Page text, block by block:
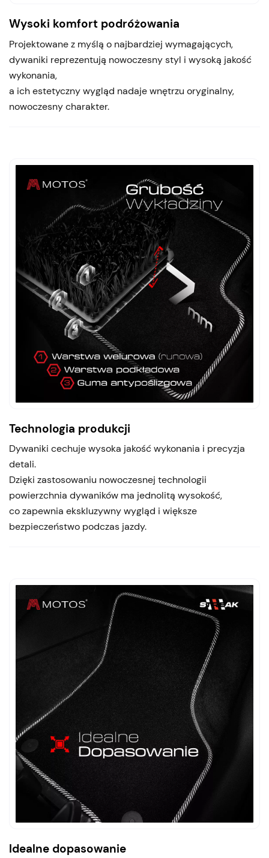
Wysoki komfort podróżowania
Projektowane z myślą o najbardziej wymagających,
dywaniki reprezentują nowoczesny styl i wysoką jakość
wykonania,
a ich estetyczny wygląd nadaje wnętrzu oryginalny,
nowoczesny charakter.
Technologia produkcji
Dywaniki cechuje wysoka jakość wykonania i precyzja
detali.
Dzięki zastosowaniu nowoczesnej technologii
powierzchnia dywaników ma jednolitą wysokość,
co zapewnia ekskluzywny wygląd i większe
bezpieczeństwo podczas jazdy.
Idealne dopasowanie